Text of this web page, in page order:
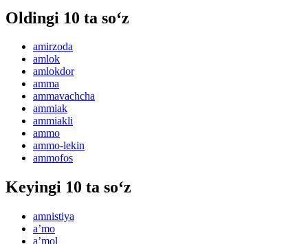
Oldingi 10 ta so‘z
amirzoda
amlok
amlokdor
amma
ammavachcha
ammiak
ammiakli
ammo
ammo-lekin
ammofos
Keyingi 10 ta so‘z
amnistiya
aʼmo
aʼmol